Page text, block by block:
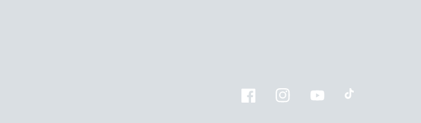
FacebookInstagramYouTubeTikTok